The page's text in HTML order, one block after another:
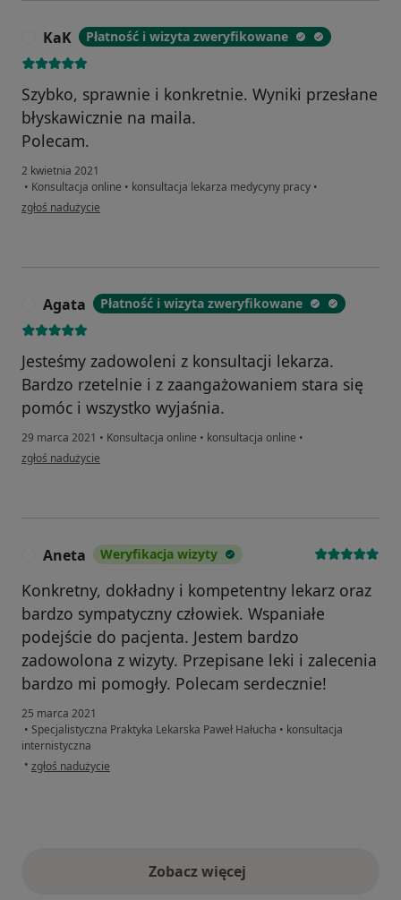
KaK Płatność i wizyta zweryfikowane
Szybko, sprawnie i konkretnie. Wyniki przesłane
błyskawicznie na maila.
Polecam.
2 kwietnia 2021
• Konsultacja online • konsultacja lekarza medycyny pracy •
w opinii użytkownika KaK
zgłoś nadużycie
Agata Płatność i wizyta zweryfikowane
Jesteśmy zadowoleni z konsultacji lekarza.
Bardzo rzetelnie i z zaangażowaniem stara się
pomóc i wszystko wyjaśnia.
29 marca 2021 • Konsultacja online • konsultacja online •
w opinii użytkownika Agata
zgłoś nadużycie
Aneta Weryfikacja wizyty
Konkretny, dokładny i kompetentny lekarz oraz
bardzo sympatyczny człowiek. Wspaniałe
podejście do pacjenta. Jestem bardzo
zadowolona z wizyty. Przepisane leki i zalecenia
bardzo mi pomogły. Polecam serdecznie!
25 marca 2021
• Specjalistyczna Praktyka Lekarska Paweł Hałucha • konsultacja
internistyczna
• w opinii użytkownika Aneta
zgłoś nadużycie
Zobacz więcejopinie powyżej